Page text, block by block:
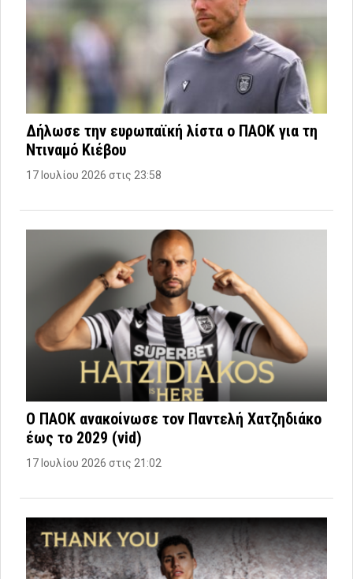
Δήλωσε την ευρωπαϊκή λίστα ο ΠΑΟΚ για τη
Ντιναμό Κιέβου
17 Ιουλίου 2026 στις 23:58
Ο ΠΑΟΚ ανακοίνωσε τον Παντελή Χατζηδιάκο
έως το 2029 (vid)
17 Ιουλίου 2026 στις 21:02